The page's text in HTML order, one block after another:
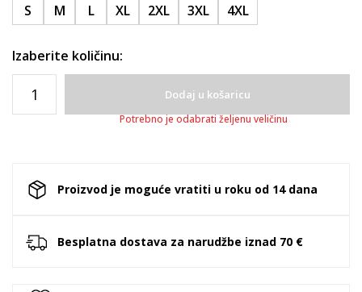
S M L XL 2XL 3XL 4XL
Izaberite količinu:
Dodaj u košaricu
Potrebno je odabrati željenu veličinu
Proizvod je moguće vratiti u roku od 14 dana
Besplatna dostava za narudžbe iznad 70 €